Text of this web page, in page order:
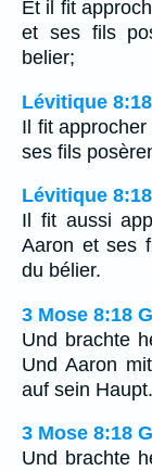
Et il fit
et ses fils
belier;
Lévitique
Il fit
ses fils
Lévitique
Il fit aussi
Aaron et ses
du bélier.
3 Mose 8:18
Und brachte
Und Aaron
auf sein Haupt.
3 Mose 8:18
Und brachte